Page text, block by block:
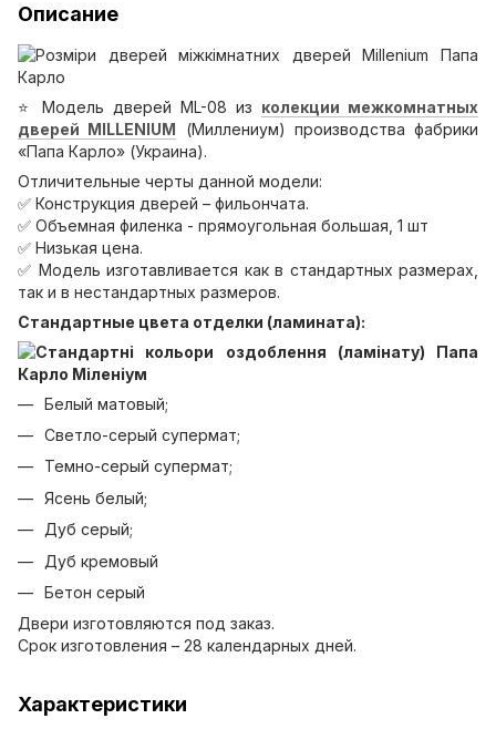
Описание
⭐️ Модель дверей ML-08 из колекции межкомнатных
дверей MILLENIUM (Миллениум) производства фабрики
«Папа Карло» (Украина).
Отличительные черты данной модели:
✅ Конструкция дверей – фильончата.
✅ Объемная филенка - прямоугольная большая, 1 шт
✅ Низькая цена.
✅ Модель изготавливается как в стандартных размерах,
так и в нестандартных размеров.
Стандартные цвета отделки (ламината):
Белый матовый;
Светло-серый супермат;
Темно-серый супермат;
Ясень белый;
Дуб серый;
Дуб кремовый
Бетон серый
Двери изготовляются под заказ.
Срок изготовления – 28 календарных дней.
Характеристики